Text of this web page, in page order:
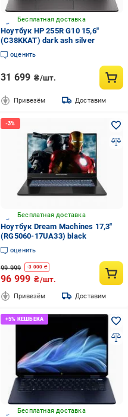
Бесплатная доставка
Ноутбук HP 255R G10 15,6"
(C38KKAT) dark ash silver
оценить
31 699 ₴/шт.
Привезём Доставим
Бесплатная доставка
Ноутбук Dream Machines 17,3"
(RG5060-17UA33) black
оценить
99 999 -3 000 ₴
96 999 ₴/шт.
Привезём Доставим
Бесплатная доставка